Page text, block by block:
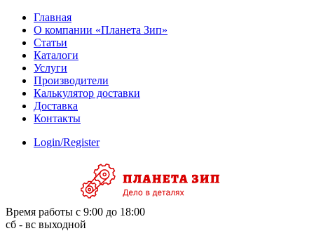
Skip
content
Главная
О компании «Планета Зип»
Статьи
Каталоги
Услуги
Производители
Калькулятор доставки
Доставка
Контакты
Login/Register
Время работы с 9:00 до 18:00
сб - вс выходной